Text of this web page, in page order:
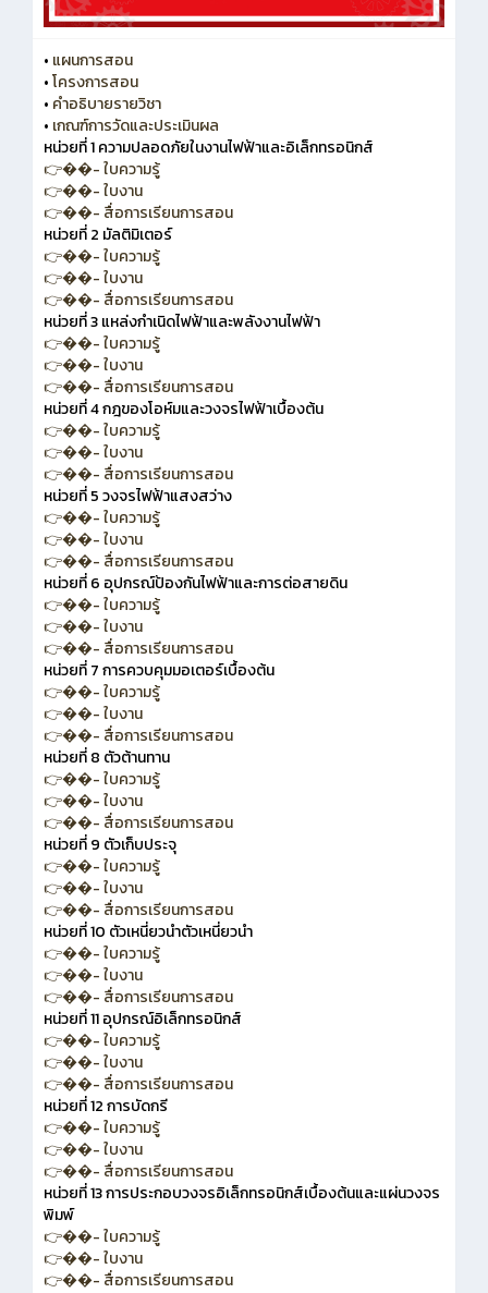
• แผนการสอน
•โครงการสอน
• คำอธิบายรายวิชา
• เกณฑ์การวัดและประเมินผล
หน่วยที่ 1 ความปลอดภัยในงานไฟฟ้าและอิเล็กทรอนิกส์
👉��- ใบความรู้
👉��- ใบงาน
👉��- สื่อการเรียนการสอน
หน่วยที่ 2 มัลติมิเตอร์
👉��- ใบความรู้
👉��- ใบงาน
👉��- สื่อการเรียนการสอน
หน่วยที่ 3 แหล่งกำเนิดไฟฟ้าและพลังงานไฟฟ้า
👉��- ใบความรู้
👉��- ใบงาน
👉��- สื่อการเรียนการสอน
หน่วยที่ 4 กฎของโอห์มและวงจรไฟฟ้าเบื้องต้น
👉��- ใบความรู้
👉��- ใบงาน
👉��- สื่อการเรียนการสอน
หน่วยที่ 5 วงจรไฟฟ้าแสงสว่าง
👉��- ใบความรู้
👉��- ใบงาน
👉��- สื่อการเรียนการสอน
หน่วยที่ 6 อุปกรณ์ป้องกันไฟฟ้าและการต่อสายดิน
👉��- ใบความรู้
👉��- ใบงาน
👉��- สื่อการเรียนการสอน
หน่วยที่ 7 การควบคุมมอเตอร์เบื้องต้น
👉��- ใบความรู้
👉��- ใบงาน
👉��- สื่อการเรียนการสอน
หน่วยที่ 8 ตัวต้านทาน
👉��- ใบความรู้
👉��- ใบงาน
👉��- สื่อการเรียนการสอน
หน่วยที่ 9 ตัวเก็บประจุ
👉��- ใบความรู้
👉��- ใบงาน
👉��- สื่อการเรียนการสอน
หน่วยที่ 10 ตัวเหนี่ยวนำตัวเหนี่ยวนำ
👉��- ใบความรู้
👉��- ใบงาน
👉��- สื่อการเรียนการสอน
หน่วยที่ 11 อุปกรณ์อิเล็กทรอนิกส์
👉��- ใบความรู้
👉��- ใบงาน
👉��- สื่อการเรียนการสอน
หน่วยที่ 12 การบัดกรี
👉��- ใบความรู้
👉��- ใบงาน
👉��- สื่อการเรียนการสอน
หน่วยที่ 13 การประกอบวงจรอิเล็กทรอนิกส์เบื้องต้นและแผ่นวงจร
พิมพ์
👉��- ใบความรู้
👉��- ใบงาน
👉��- สื่อการเรียนการสอน